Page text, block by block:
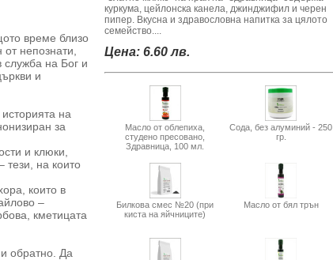
време близо
непознати,
служба на Бог и
и
на
за
и клюки,
тези, на които
които в
–
кметицата
обратно. Да
куркума, цейлонска канела, джинджифил и черен
пипер. Вкусна и здравословна напитка за цялото
семейство....
Цена: 6.60 лв.
Масло от облепиха,
студено пресовано,
Здравница, 100 мл.
Сода, без алуминий - 250
гр.
Билкова смес №20 (при
киста на яйчниците)
Масло от бял трън